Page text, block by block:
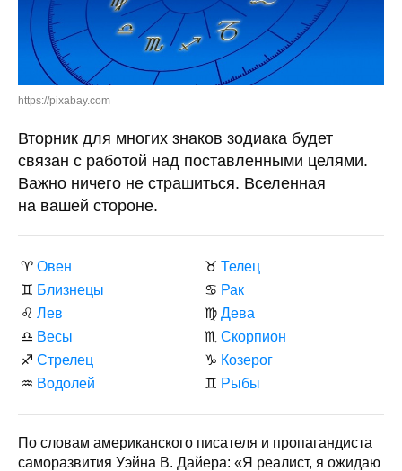
https://pixabay.com
Вторник для многих знаков зодиака будет
связан с работой над поставленными целями.
Важно ничего не страшиться. Вселенная
на вашей стороне.
♈ Овен ♉ Телец
♊ Близнецы ♋ Рак
♌ Лев ♍ Дева
♎ Весы ♏ Скорпион
♐ Стрелец ♑ Козерог
♒ Водолей ♊ Рыбы
По словам американского писателя и пропагандиста
саморазвития Уэйна В. Дайера: «Я реалист, я ожидаю